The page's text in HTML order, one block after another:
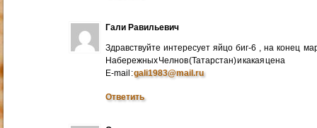
Гали Равильевич
Здравствуйте интересует яйцо биг-6 , на конец
Набережных Челнов (Татарстан) и какая цена
E-mail :gali1983@mail.ru
Ответить